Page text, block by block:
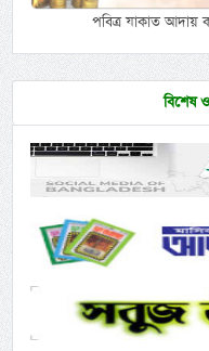
পবিত্র যাকাত আদায়
বিশেষ